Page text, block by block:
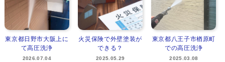
東京都日野市大阪上に
て高圧洗浄
2026.07.04
火災保険で外壁塗装が
できる？
2025.05.29
東京都八王子市楢原町
での高圧洗浄
2025.03.08